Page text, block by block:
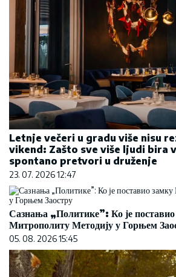
Letnje večeri u gradu više nisu
vikend: Zašto sve više ljudi bira
spontano pretvori u druženje
23. 07. 2026 12:47
Сазнања „Политике”: Ко је
Митрополиту Методију у Горњем
05. 08. 2026 15:45